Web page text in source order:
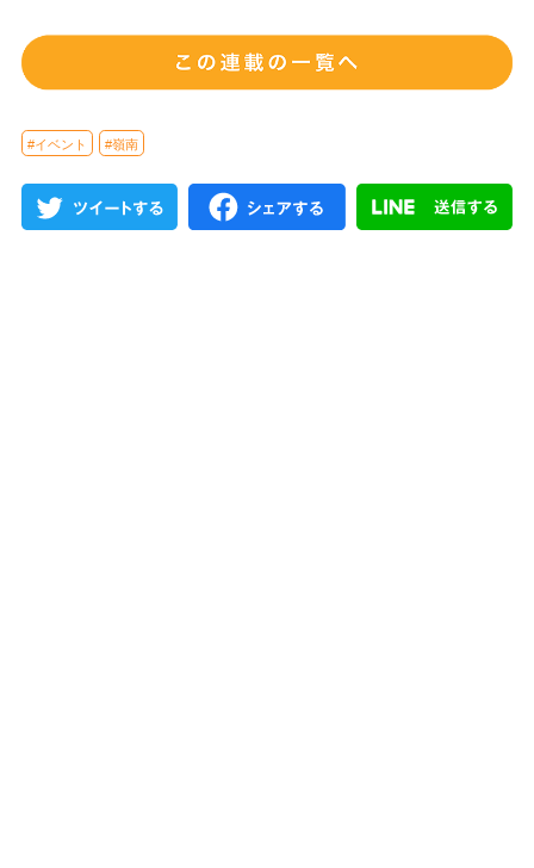
#イベント #嶺南